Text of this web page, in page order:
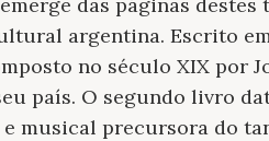
argentina. Escrito
no século XIX por
país. O segundo livro
musical precursora do